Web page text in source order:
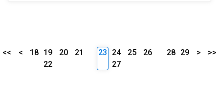
<< < 18 19 20
21
22
23 24 25
26
27
28 29 > >>